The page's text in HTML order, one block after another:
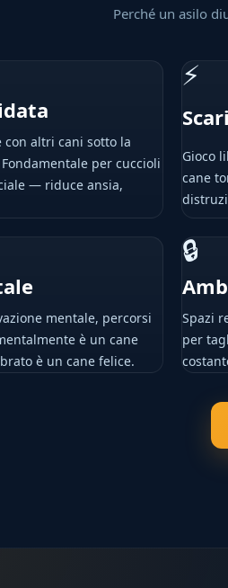
Perché un asilo
altri cani sotto la
per cuccioli
— riduce ansia,
⚡
Gioco
cane
mentale, percorsi
è un cane
è un cane felice.
🔒
Spazi
per